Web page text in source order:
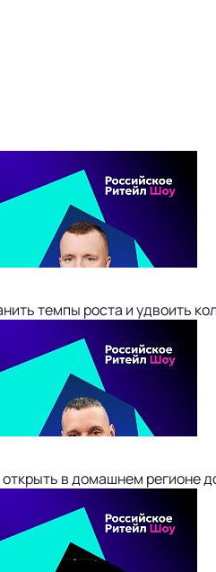
темпы роста и удвоить
в домашнем регионе